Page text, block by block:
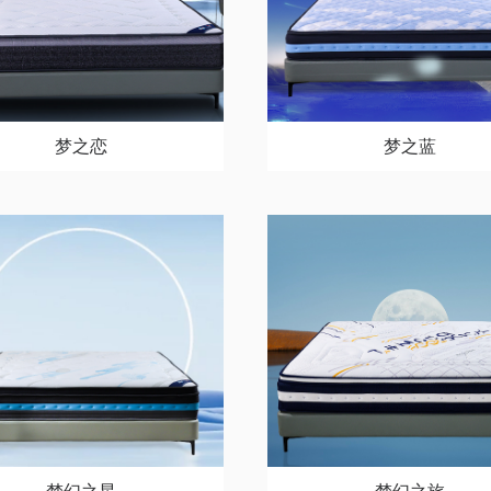
梦之恋 梦之蓝